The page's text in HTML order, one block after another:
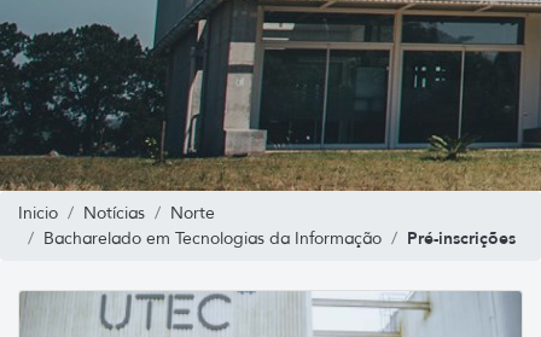
Inicio Notícias
Norte
Bacharelado em Tecnologias da Informação
Pré-inscrições